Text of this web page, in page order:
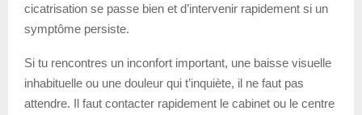
cicatrisation se passe bien et d’intervenir rapidement si un
symptôme persiste.
Si tu rencontres un inconfort important, une baisse visuelle
inhabituelle ou une douleur qui t’inquiète, il ne faut pas
attendre. Il faut contacter rapidement le cabinet ou le centre